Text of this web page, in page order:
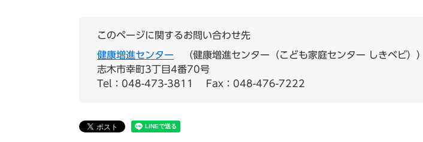
このページに関するお問い合わせ先
健康増進センター
健康増進センター（こども家庭センター しきベビ）
志木市幸町3丁目4番70号
Tel：048-473-3811
Fax：048-476-7222